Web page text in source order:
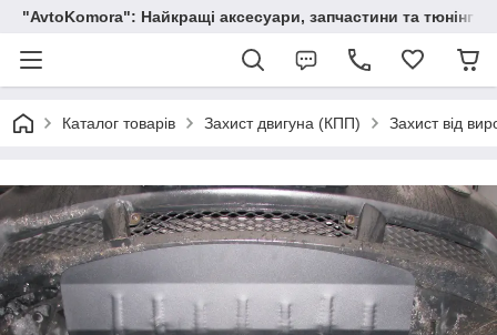
"AvtoKomora": Найкращі аксесуари, запчастини та тюнінг
Каталог товарів Захист двигуна (КПП) Захист від